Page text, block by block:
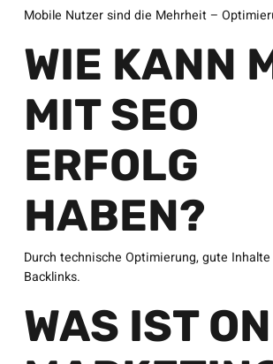
Mobile Nutzer sind die Mehrheit –
WIE KANN
MIT SEO
ERFOLG
HABEN?
Durch technische Optimierung, gute
Backlinks.
WAS IST